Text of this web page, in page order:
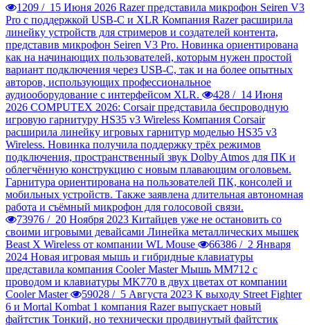
1209 / 15 Июня 2026 Razer представила микрофон Seiren V3
Pro с поддержкой USB-C и XLR Компания Razer расширила
линейку устройств для стримеров и создателей контента,
представив микрофон Seiren V3 Pro. Новинка ориентирована
как на начинающих пользователей, которым нужен простой
вариант подключения через USB-C, так и на более опытных
авторов, использующих профессиональное
аудиооборудование с интерфейсом XLR.
428 / 14 Июня
2026 COMPUTEX 2026: Corsair представила беспроводную
игровую гарнитуру HS35 v3 Wireless Компания Corsair
расширила линейку игровых гарнитур моделью HS35 v3
Wireless. Новинка получила поддержку трёх режимов
подключения, пространственный звук Dolby Atmos для ПК и
облегчённую конструкцию с новым плавающим оголовьем.
Гарнитура ориентирована на пользователей ПК, консолей и
мобильных устройств. Также заявлена длительная автономная
работа и съёмный микрофон для голосовой связи.
73976 / 20 Ноября 2023 Китайцев уже не остановить со
своими игровыми девайсами Линейка металлических мышек
Beast X Wireless от компании WL Mouse
66386 / 2 Января
2024 Новая игровая мышь и гибридные клавиатуры
представила компания Cooler Master Мышь MM712 с
проводом и клавиатуры MK770 в двух цветах от компании
Cooler Master
59028 / 5 Августа 2023 К выходу Street Fighter
6 и Mortal Kombat 1 компания Razer выпускает новый
файтстик Тонкий, но технически продвинутый файтстик